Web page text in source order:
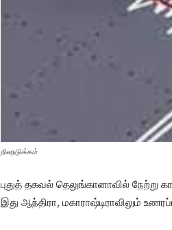
நிலநடுக்கம்
புதுத் தகவல் தெலுங்கானாவில் நேற்று
இது ஆந்திரா, மகாராஷ்டிராவிலும்